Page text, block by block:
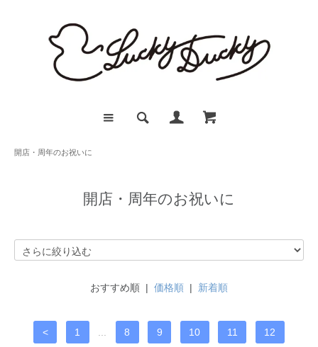
開店・周年のお祝いに
開店・周年のお祝いに
おすすめ順 | 価格順 | 新着順
< 1 8 9 10 11 12